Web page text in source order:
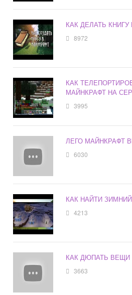
КАК ДЕЛАТЬ
8972
КАК
МАЙНКРАФТ НА
3995
ЛЕГО МАЙНКРАФТ
6030
КАК НАЙТИ
4213
КАК ДЮПАТЬ ВЕЩИ
3663